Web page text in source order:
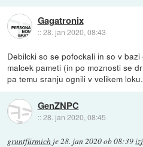
Gagatronix
::28. jan 2020, 08:43
Debilcki so se pofockali in so v
malcek pameti (in po moznosti se
pa temu sranju ognili v velikem loku.
GenZNPC
::28. jan 2020, 08:45
gruntfürmich je28. jan 2020 ob 08:39